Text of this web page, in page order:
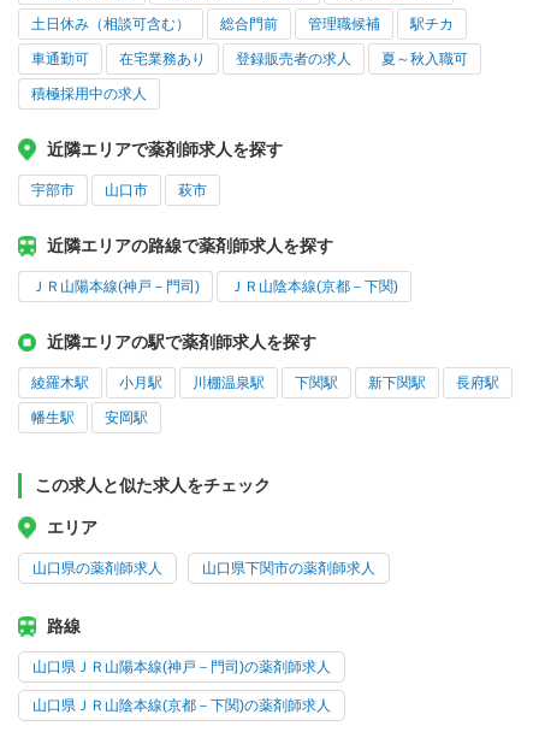
土日休み（相談可含む） 総合門前 管理職候補 駅チカ
車通勤可 在宅業務あり 登録販売者の求人 夏～秋入職可
積極採用中の求人
近隣エリアで薬剤師求人を探す
宇部市 山口市 萩市
近隣エリアの路線で薬剤師求人を探す
ＪＲ山陽本線(神戸－門司) ＪＲ山陰本線(京都－下関)
近隣エリアの駅で薬剤師求人を探す
綾羅木駅 小月駅 川棚温泉駅 下関駅 新下関駅 長府駅
幡生駅 安岡駅
この求人と似た求人をチェック
エリア
山口県の薬剤師求人 山口県下関市の薬剤師求人
路線
山口県ＪＲ山陽本線(神戸－門司)の薬剤師求人
山口県ＪＲ山陰本線(京都－下関)の薬剤師求人